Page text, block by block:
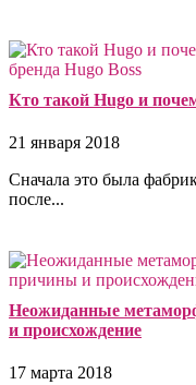
Кто такой Hugo и
21 января 2018
Сначала это была
после...
Неожиданные
и происхождение
17 марта 2018